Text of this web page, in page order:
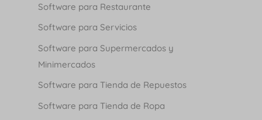
Software para Restaurante
Software para Servicios
Software para Supermercados y
Minimercados
Software para Tienda de Repuestos
Software para Tienda de Ropa